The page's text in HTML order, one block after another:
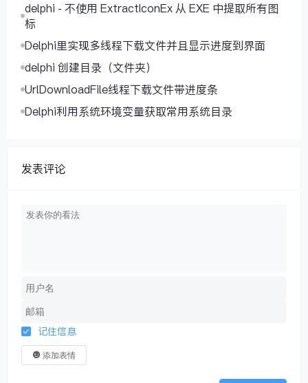
delphi - 不使用 ExtractIconEx 从 EXE 中提取所有图
标
Delphi里实现多线程下载文件并且显示进度到界面
delphi 创建目录（文件夹）
UrlDownloadFile线程下载文件带进度条
Delphi利用系统环境变量获取常用系统目录
发表评论
记住信息
添加表情